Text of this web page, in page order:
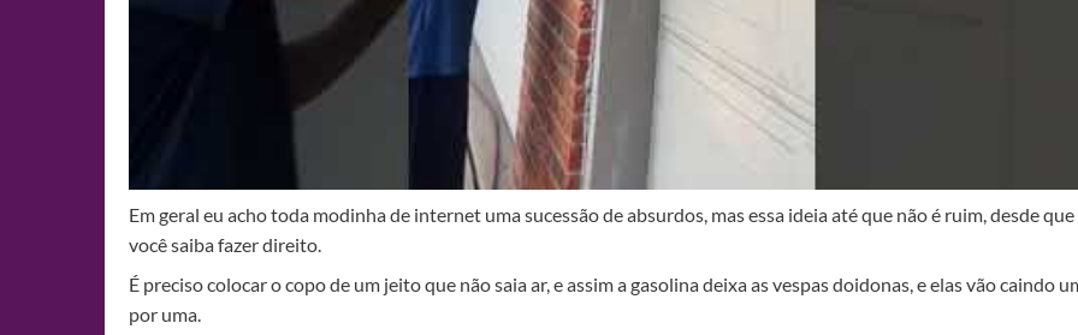
Em geral eu acho toda modinha de internet uma sucessão de absurdos, mas essa ideia até que não é ruim, desde que
você saiba fazer direito.
É preciso colocar o copo de um jeito que não saia ar, e assim a gasolina deixa as vespas doidonas, e elas vão caindo
por uma.